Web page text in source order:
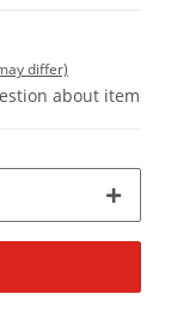
differ)
about item